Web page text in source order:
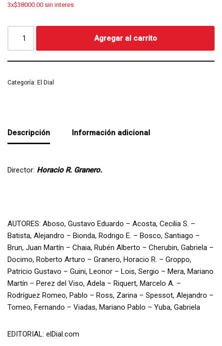
3x$38000.00 sin interes
Agregar al carrito
Categoría: El Dial
Descripción Información adicional
Director: Horacio R. Granero.
AUTORES: Aboso, Gustavo Eduardo – Acosta, Cecilia S. –
Batista, Alejandro – Bionda, Rodrigo E. – Bosco, Santiago –
Brun, Juan Martín – Chaia, Rubén Alberto – Cherubin, Gabriela –
Docimo, Roberto Arturo – Granero, Horacio R. – Groppo,
Patricio Gustavo – Guini, Leonor – Lois, Sergio – Mera, Mariano
Martín – Perez del Viso, Adela – Riquert, Marcelo A. –
Rodríguez Romeo, Pablo – Ross, Zarina – Spessot, Alejandro –
Tomeo, Fernando – Viadas, Mariano Pablo – Yuba, Gabriela
EDITORIAL: elDial.com